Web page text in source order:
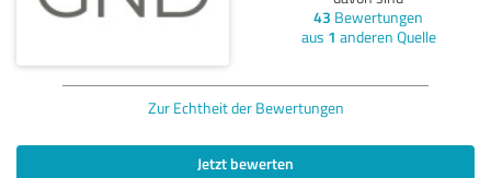
43 Bewertungen
aus 1 anderen Quelle
Zur Echtheit der Bewertungen
Jetzt bewerten